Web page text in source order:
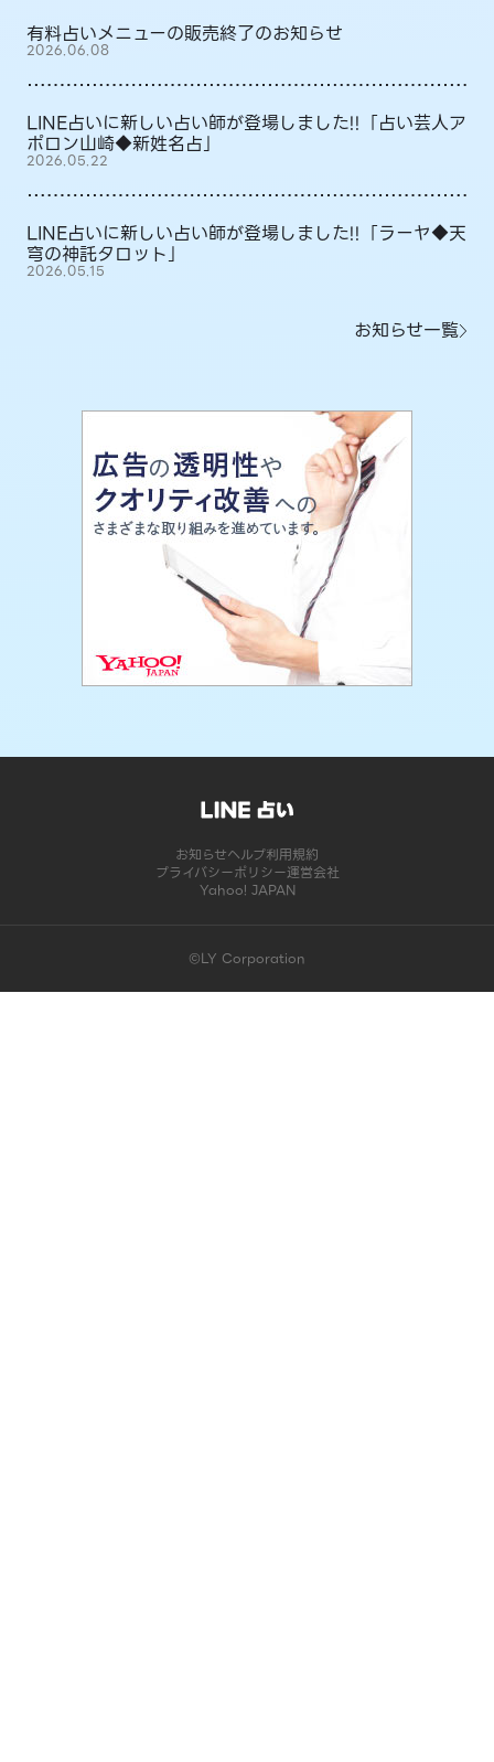
有料占いメニューの販売終了のお知らせ
2026.06.08
LINE占いに新しい占い師が登場しました!!「占い芸人ア
ポロン山崎◆新姓名占」
2026.05.22
LINE占いに新しい占い師が登場しました!!「ラーヤ◆天
穹の神託タロット」
2026.05.15
お知らせ一覧
お知らせヘルプ利用規約
プライバシーポリシー運営会社
Yahoo! JAPAN
©LY Corporation
このコンテンツは掲載が終了しました | LINE占い